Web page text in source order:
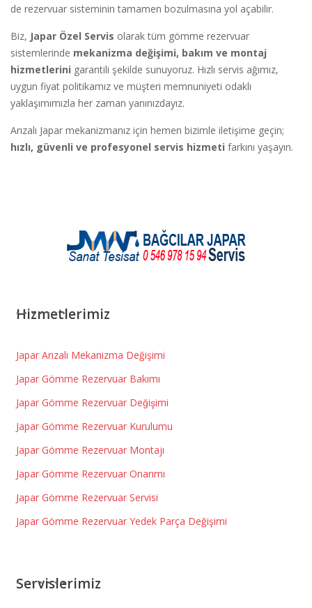
de rezervuar sisteminin tamamen bozulmasına yol açabilir.
Biz, Japar Özel Servis olarak tüm gömme rezervuar
sistemlerinde mekanizma değişimi, bakım ve montaj
hizmetlerini garantili şekilde sunuyoruz. Hızlı servis ağımız,
uygun fiyat politikamız ve müşteri memnuniyeti odaklı
yaklaşımımızla her zaman yanınızdayız.
Arızalı Japar mekanizmanız için hemen bizimle iletişime geçin;
hızlı, güvenli ve profesyonel servis hizmeti farkını yaşayın.
Hizmetlerimiz
Japar Arızalı Mekanizma Değişimi
Japar Gömme Rezervuar Bakımı
Japar Gömme Rezervuar Değişimi
Japar Gömme Rezervuar Kurulumu
Japar Gömme Rezervuar Montajı
Japar Gömme Rezervuar Onarımı
Japar Gömme Rezervuar Servisi
Japar Gömme Rezervuar Yedek Parça Değişimi
Servislerimiz